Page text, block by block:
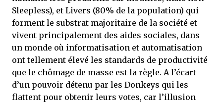
Sleepless), et Livers (80% de la population) qui
forment le substrat majoritaire de la société et
vivent principalement des aides sociales, dans
un monde où informatisation et automatisation
ont tellement élevé les standards de productivité
que le chômage de masse est la règle. A l’écart
d’un pouvoir détenu par les Donkeys qui les
flattent pour obtenir leurs votes, car l’illusion